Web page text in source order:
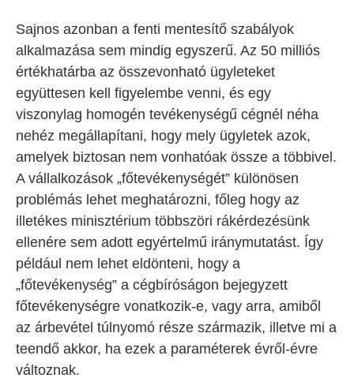
Sajnos azonban a fenti mentesítő szabályok
alkalmazása sem mindig egyszerű. Az 50 milliós
értékhatárba az összevonható ügyleteket
együttesen kell figyelembe venni, és egy
viszonylag homogén tevékenységű cégnél néha
nehéz megállapítani, hogy mely ügyletek azok,
amelyek biztosan nem vonhatóak össze a többivel.
A vállalkozások „főtevékenységét” különösen
problémás lehet meghatározni, főleg hogy az
illetékes minisztérium többszöri rákérdezésünk
ellenére sem adott egyértelmű iránymutatást. Így
például nem lehet eldönteni, hogy a
„főtevékenység” a cégbíróságon bejegyzett
főtevékenységre vonatkozik-e, vagy arra, amiből
az árbevétel túlnyomó része származik, illetve mi a
teendő akkor, ha ezek a paraméterek évről-évre
változnak.